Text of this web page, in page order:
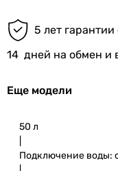
5 лет
14 дней на обмен и
Еще модели
50 л
Подключение воды: